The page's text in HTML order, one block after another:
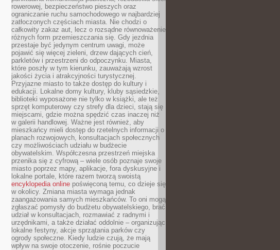
rowerowej, bezpieczeństwo pieszych oraz
ograniczanie ruchu samochodowego w najbardziej
zatłoczonych częściach miasta. Nie chodzi o
całkowity zakaz aut, lecz o rozsądne równoważenie
różnych form przemieszczania się. Gdy jezdnia
przestaje być jedynym centrum uwagi, może
pojawić się więcej zieleni, drzew dających cień,
parkletów i przestrzeni do odpoczynku. Miasta,
które poszły w tym kierunku, zauważają wzrost
jakości życia i atrakcyjności turystycznej.
Przyjazne miasto to także dostęp do kultury i
edukacji. Lokalne domy kultury, kluby sąsiedzkie,
biblioteki wyposażone nie tylko w książki, ale też
sprzęt komputerowy czy strefy dla dzieci, stają się
miejscami, gdzie można spędzić czas inaczej niż
w galerii handlowej. Ważne jest również, aby
mieszkańcy mieli dostęp do rzetelnych informacji o
planach rozwojowych, konsultacjach społecznych
czy możliwościach udziału w budżecie
obywatelskim. Współczesna przestrzeń miejska
przenika się z cyfrową – wiele osób poznaje swoje
miasto poprzez mapy, aplikacje, fora dyskusyjne i
lokalne portale, które razem tworzą swoistą
encyklopedia online poświęconą temu, co dzieje się
w okolicy. Zmiana miasta wymaga jednak
zaangażowania samych mieszkańców. To oni mogą
zgłaszać pomysły do budżetu obywatelskiego, brać
udział w konsultacjach, rozmawiać z radnymi i
urzędnikami, a także działać oddolnie – organizując
lokalne festyny, akcje sprzątania parków czy
ogrody społeczne. Kiedy ludzie czują, że mają
wpływ na swoje otoczenie, rośnie poczucie